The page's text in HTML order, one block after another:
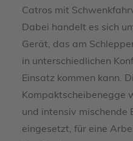
Catros mit
Dabei handelt es sich
Gerät, das am
in unterschiedlichen
Einsatz kommen kann.
Kompaktscheibenegge
und intensiv mischende
eingesetzt, für eine